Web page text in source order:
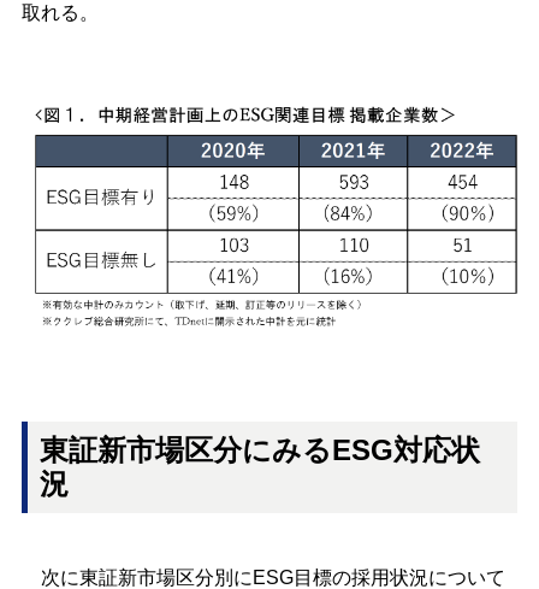
取れる。
東証新市場区分にみるESG対応状
況
次に東証新市場区分別にESG目標の採用状況について